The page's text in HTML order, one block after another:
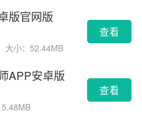
版官网版
大小：52.44MB
查看
APP安卓版
查看